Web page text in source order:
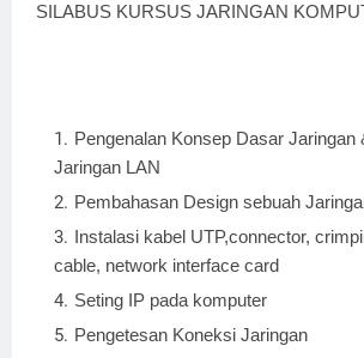
SILABUS KURSUS JARINGAN
Pengenalan Konsep Dasar Jaringan
Jaringan LAN
Pembahasan Design sebuah
Instalasi kabel UTP,connector,
cable, network interface card
Seting IP pada komputer
Pengetesan Koneksi Jaringan